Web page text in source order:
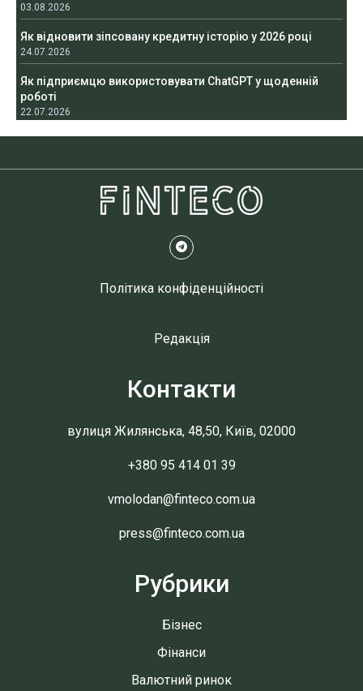
03.08.2026
Як відновити зіпсовану кредитну історію у 2026 році
24.07.2026
Як підприємцю використовувати ChatGPT у щоденній
роботі
22.07.2026
Політика конфіденційності
Редакція
Контакти
вулиця Жилянська, 48,50, Київ, 02000
+380 95 414 01 39
vmolodan@finteco.com.ua
press@finteco.com.ua
Рубрики
Бізнес
Фінанси
Валютний ринок